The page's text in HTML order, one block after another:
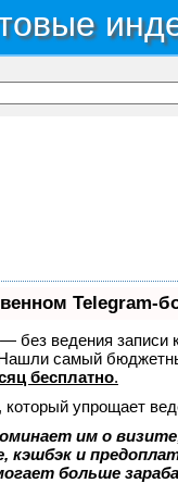
Telegram-
без ведения
Нашли самый
бесплатно.
упрощает
им о
кэшбэк и
больше